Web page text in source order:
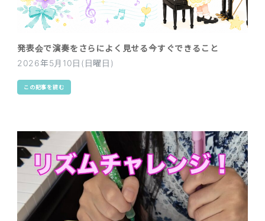
発表会で演奏をさらによく見せる今すぐできること
2026年5月10日(日曜日)
この記事を読む